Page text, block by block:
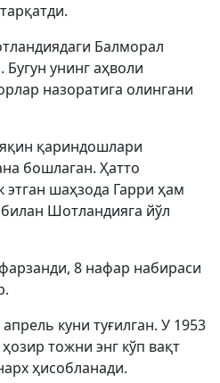
Балморал
Бугун унинг аҳволи
назоратига олингани
қариндошлари
бошлаган. Ҳатто
этган шаҳзода Гарри ҳам
Шотландияга йўл
8 нафар набираси
куни туғилган. У 1953
тожни энг кўп вақт
ҳисобланади.